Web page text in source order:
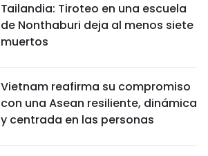
Tailandia: Tiroteo en una escuela
de Nonthaburi deja al menos siete
muertos
Vietnam reafirma su compromiso
con una Asean resiliente, dinámica
y centrada en las personas